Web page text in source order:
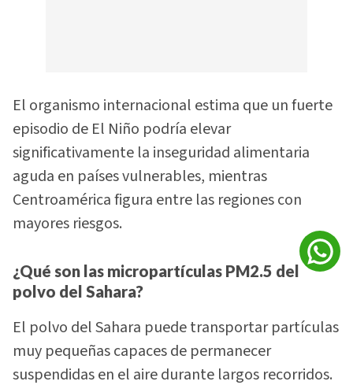
El organismo internacional estima que un fuerte
episodio de El Niño podría elevar
significativamente la inseguridad alimentaria
aguda en países vulnerables, mientras
Centroamérica figura entre las regiones con
mayores riesgos.
¿Qué son las micropartículas PM2.5 del
polvo del Sahara?
El polvo del Sahara puede transportar partículas
muy pequeñas capaces de permanecer
suspendidas en el aire durante largos recorridos.